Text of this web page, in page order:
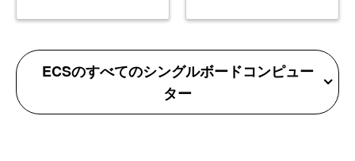
ECSのすべてのシングルボードコンピュー
ター